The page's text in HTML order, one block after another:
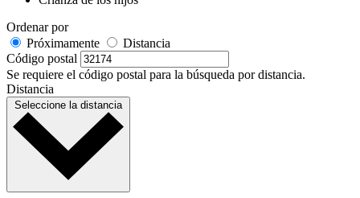
Ordenar por
Próximamente
Distancia
Código postal
Se requiere el código postal para la búsqueda por distancia.
Distancia
Seleccione la distancia